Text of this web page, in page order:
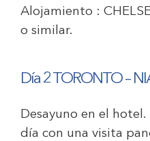
Alojamiento :
o similar.
Día 2 TORONTO –
Desayuno en el
día con una visita